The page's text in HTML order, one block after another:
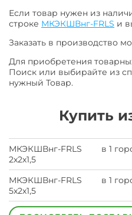
Если товар нужен из
строке МКЭКШВнг-FRLS и
Заказать в производство
Для приобретения
Поиск или выбирайте из
нужный Товар.
Купить
МКЭКШВнг-FRLS
2х2х1,5
в 1
МКЭКШВнг-FRLS
5х2х1,5
в 1